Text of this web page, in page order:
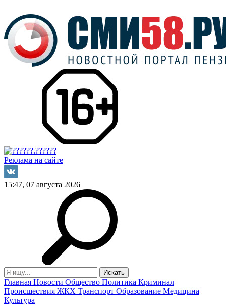
Реклама на сайте
15:47, 07 августа 2026
Главная Новости Общество Политика Криминал
Происшествия ЖКХ Транспорт Образование Медицина
Культура